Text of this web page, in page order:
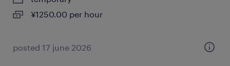
¥1250.00 per hour
posted 17 june 2026